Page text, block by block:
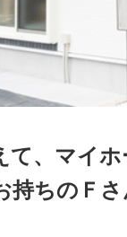
て、マイ
持ちのＦ